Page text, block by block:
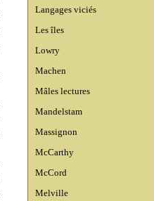
Langages viciés
Les îles
Lowry
Machen
Mâles lectures
Mandelstam
Massignon
McCarthy
McCord
Melville